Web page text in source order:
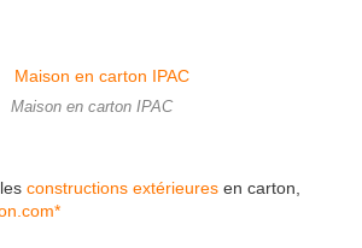
Maison en carton IPAC
constructions extérieures en carton,